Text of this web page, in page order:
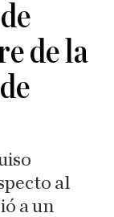
de la
al
a un